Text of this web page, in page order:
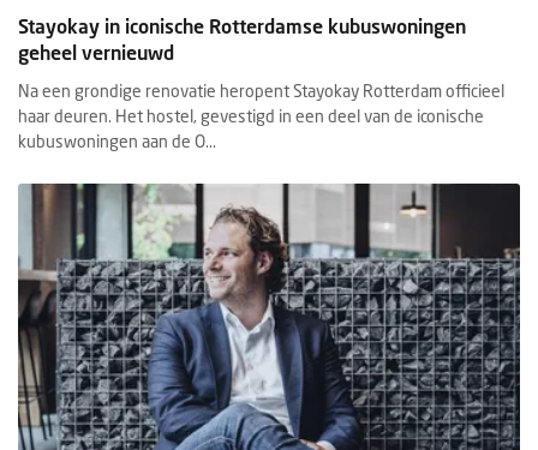
Stayokay in iconische Rotterdamse kubuswoningen
geheel vernieuwd
Na een grondige renovatie heropent Stayokay Rotterdam officieel
haar deuren. Het hostel, gevestigd in een deel van de iconische
kubuswoningen aan de O...